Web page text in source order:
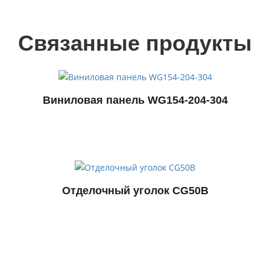
Связанные продукты
Виниловая панель WG154-204-304
Отделочный уголок CG50B